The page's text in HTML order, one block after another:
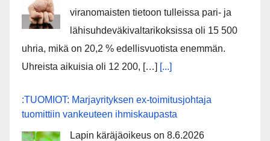
viranomaisten tietoon tulleissa pari- ja
lähisuhdeväkivaltarikoksissa oli 15 500
uhria, mikä on 20,2 % edellisvuotista enemmän.
Uhreista aikuisia oli 12 200, […] [...]
:TUOMIOT: Marjayrityksen ex-toimitusjohtaja
tuomittiin vankeuteen ihmiskaupasta
Lapin käräjäoikeus on 8.6.2026